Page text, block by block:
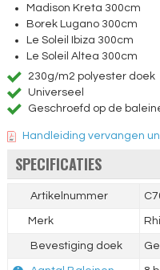
Madison Kreta 300cm
Borek Lugano 300cm
Le Soleil Ibiza 300cm
Le Soleil Altea 300cm
230g/m2 polyester doek
Universeel
Geschroefd op de
Handleiding vervangen
SPECIFICATIES
Artikelnummer
Merk
Bevestiging doek